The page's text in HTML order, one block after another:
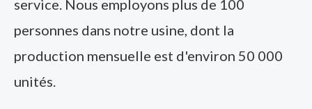
service. Nous employons plus de 100
personnes dans notre usine, dont la
production mensuelle est d'environ 50 000
unités.